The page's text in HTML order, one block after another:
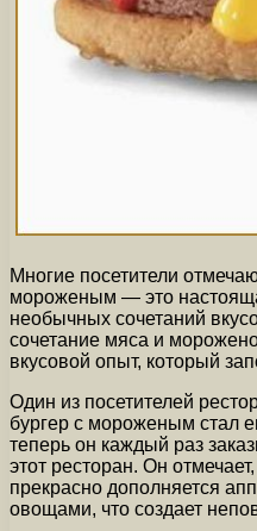
Многие посетители
мороженым — это
необычных сочетаний
сочетание мяса и
вкусовой опыт, который
Один из посетителей
бургер с мороженым стал
теперь он каждый раз
этот ресторан. Он
прекрасно дополняется
овощами, что создает